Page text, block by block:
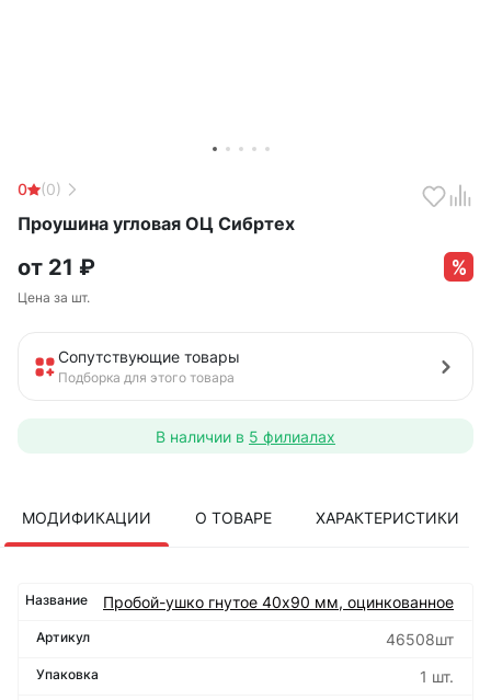
0 (0)
Проушина угловая ОЦ Сибртех
от 21 ₽
Цена за шт.
Сопутствующие товары
Подборка для этого товара
В наличии в 5 филиалах
МОДИФИКАЦИИ О ТОВАРЕ ХАРАКТЕРИСТИКИ
Пробой-ушко гнутое 40х90 мм, оцинкованное
46508шт
1 шт.